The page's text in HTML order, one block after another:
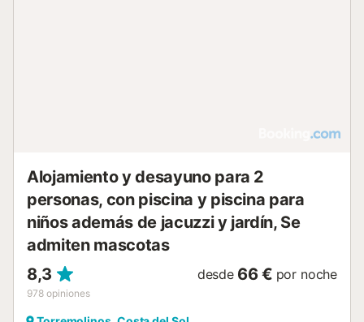
Alojamiento y desayuno para 2
personas, con piscina y piscina para
niños además de jacuzzi y jardín, Se
admiten mascotas
8,3
978 opiniones
desde 66 € por noche